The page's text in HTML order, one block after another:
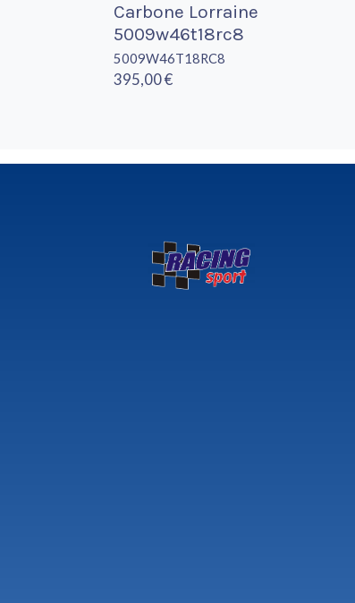
Carbone Lorraine
5009w46t18rc8
5009W46T18RC8
395,00 €